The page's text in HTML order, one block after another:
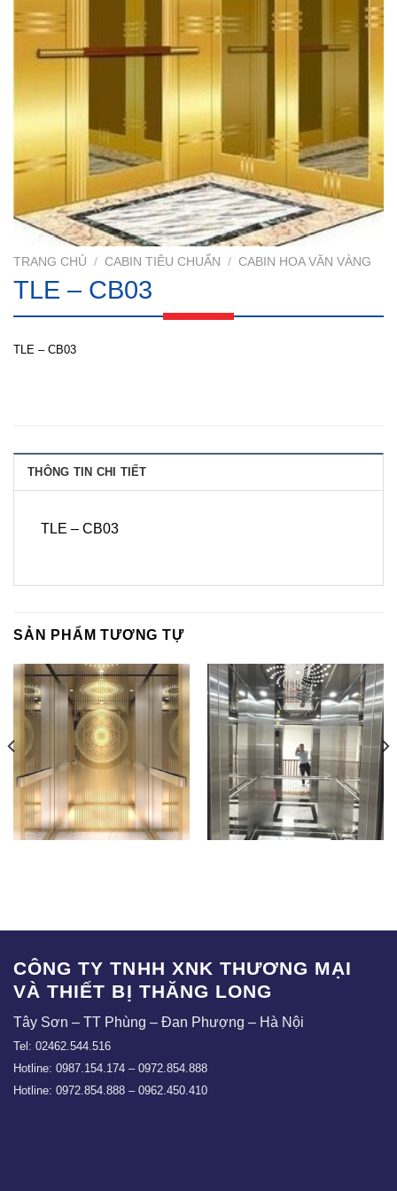
TRANG CHỦ / CABIN TIÊU CHUẨN / CABIN HOA VĂN VÀNG
TLE – CB03
TLE – CB03
THÔNG TIN CHI TIẾT
TLE – CB03
SẢN PHẨM TƯƠNG TỰ
CÔNG TY TNHH XNK THƯƠNG MẠI
VÀ THIẾT BỊ THĂNG LONG
Tây Sơn – TT Phùng – Đan Phượng – Hà Nội
Tel: 02462.544.516
Hotline: 0987.154.174 – 0972.854.888
Hotline: 0972.854.888 – 0962.450.410